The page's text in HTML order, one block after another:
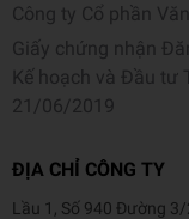
M
à
u
sắ
Xanh lá
Công ty Cổ phần
Giấy chứng nhận
Kế hoạch và Đầu tư
21/06/2019
ĐỊA CHỈ CÔNG TY
Lầu 1, Số 940 Đường